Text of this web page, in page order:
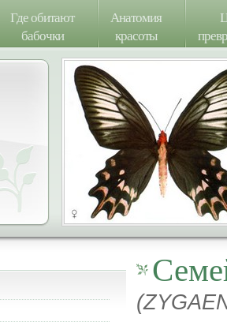
Где обитают
бабочки
Анатомия
красоты